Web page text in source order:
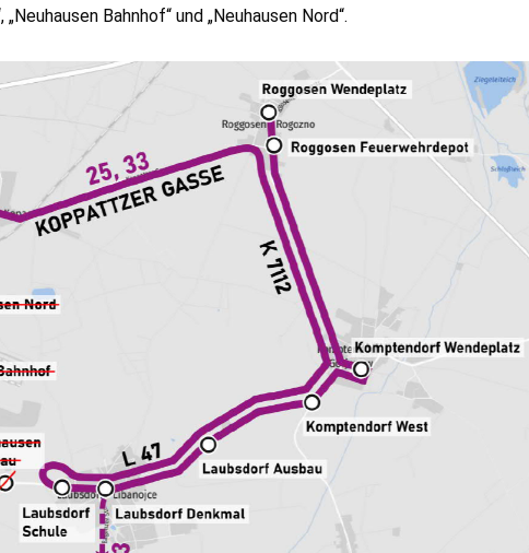
Bahnhof“ und „Neuhausen Nord“.